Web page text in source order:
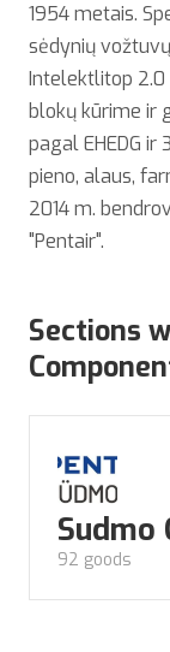
1954 metais.
sėdynių
Intelektlitop
blokų kūrime ir
pagal EHEDG
pieno, alaus,
2014 m.
"Pentair".
Sections
Sudmo
92 goods